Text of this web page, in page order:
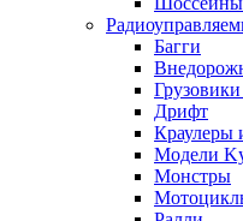
Багги
Дрифт
Краулеры
Модели
Монстры